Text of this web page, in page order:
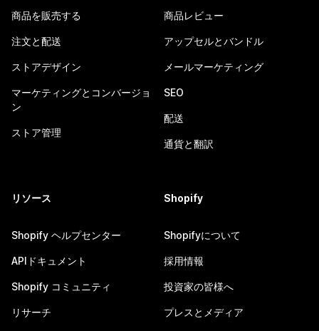
商品を販売する
注文と配送
ストアデザイン
マーケティングとコンバージョ
ン
ストア管理
商品レビュー
アップセルとバンドル
メールマーケティング
SEO
配送
通貨と翻訳
リソース
Shopify ヘルプセンター
APIドキュメント
Shopify コミュニティ
リサーチ
Shopify
Shopifyについて
採用情報
投資家の皆様へ
プレスとメディア